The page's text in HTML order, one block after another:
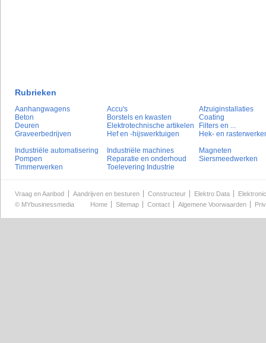
Rubrieken
Aanhangwagens Accu's
Afzuiginstallaties
Beton
Borstels en kwasten
Coating
Deuren
Elektrotechnische artikelen
Filters en ...
Graveerbedrijven
Hef en -hijswerktuigen
Hek- en
Industriële automatisering
Industriële machines
Magneten
Pompen
Reparatie en onderhoud
Siersmeedwerken
Timmerwerken
Toelevering Industrie
Vraag en Aanbod Aandrijven en besturen Constructeur Elektro Data
© MYbusinessmedia Home Sitemap Contact Algemene Voorwaarden